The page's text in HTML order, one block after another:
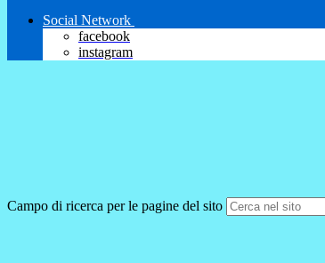
Social Network
facebook
instagram
Campo di ricerca per le pagine del sito